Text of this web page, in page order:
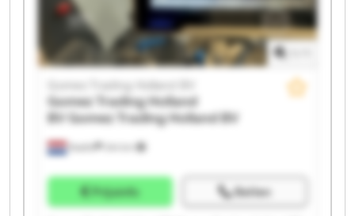
Raalte
Gomez Trading Holland BV
Gomez Trading Holland
BV Gomez Trading Holland BV
Prijsinfo Bellen